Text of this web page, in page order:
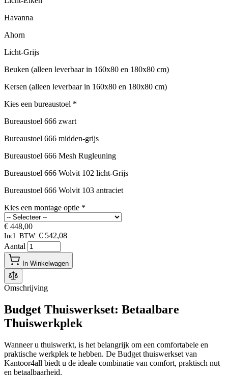
Havanna
Ahorn
Licht-Grijs
Beuken (alleen leverbaar in 160x80 en 180x80 cm)
Kersen (alleen leverbaar in 160x80 en 180x80 cm)
Kies een bureaustoel *
Bureaustoel 666 zwart
Bureaustoel 666 midden-grijs
Bureaustoel 666 Mesh Rugleuning
Bureaustoel 666 Wolvit 102 licht-Grijs
Bureaustoel 666 Wolvit 103 antraciet
Kies een montage optie *
€ 448,00
Incl. BTW: € 542,08
Aantal
In Winkelwagen
Omschrijving
Budget Thuiswerkset: Betaalbare
Thuiswerkplek
Wanneer u thuiswerkt, is het belangrijk om een comfortabele en
praktische werkplek te hebben. De Budget thuiswerkset van
Kantoor4all biedt u de ideale combinatie van comfort, praktisch nut
en betaalbaarheid.